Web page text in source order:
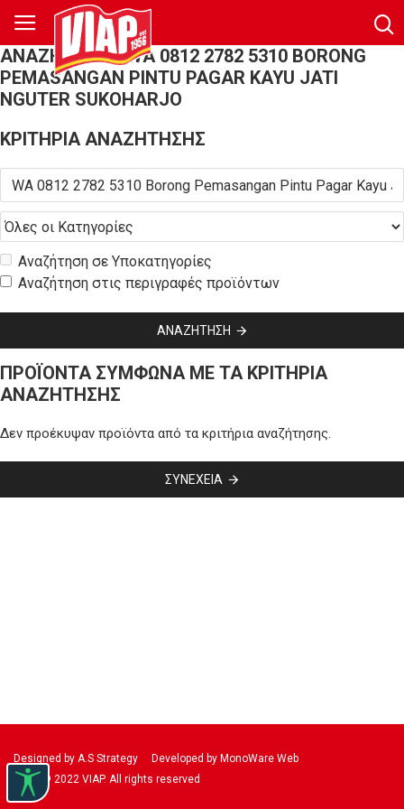
ΑΝΑΖΉΤΗΣΗ - WA 0812 2782 5310 BORONG
PEMASANGAN PINTU PAGAR KAYU JATI
NGUTER SUKOHARJO
ΚΡΙΤΉΡΙΑ ΑΝΑΖΉΤΗΣΗΣ
Αναζήτηση σε Υποκατηγορίες
Αναζήτηση στις περιγραφές προϊόντων
ΑΝΑΖΉΤΗΣΗ
ΠΡΟΪΌΝΤΑ ΣΎΜΦΩΝΑ ΜΕ ΤΑ ΚΡΙΤΉΡΙΑ
ΑΝΑΖΉΤΗΣΗΣ
Δεν προέκυψαν προϊόντα από τα κριτήρια αναζήτησης.
ΣΥΝΈΧΕΙΑ
Designed by A.S Strategy
Developed by MonoWare Web
© 2022 VIAP. All rights reserved